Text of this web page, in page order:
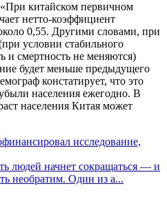
китайском первичном
нетто-коэффициент
0,55. Другими словами, при
условии стабильного
и смертность не меняются)
будет меньше предыдущего
констатирует, что это
населения ежегодно. В
населения Китая может
исследование,
людей начнет сокращаться — и
необратим. Один из а...